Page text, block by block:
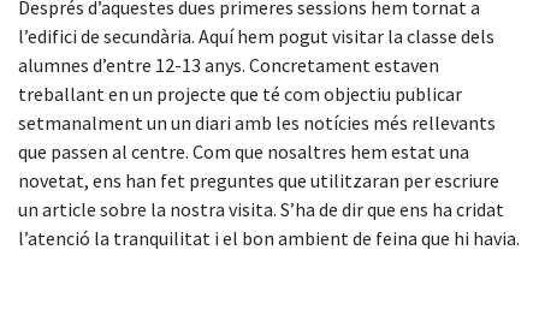
Després d’aquestes dues primeres sessions hem tornat a
l’edifici de secundària. Aquí hem pogut visitar la classe dels
alumnes d’entre 12-13 anys. Concretament estaven
treballant en un projecte que té com objectiu publicar
setmanalment un un diari amb les notícies més rellevants
que passen al centre. Com que nosaltres hem estat una
novetat, ens han fet preguntes que utilitzaran per escriure
un article sobre la nostra visita. S’ha de dir que ens ha cridat
l’atenció la tranquilitat i el bon ambient de feina que hi havia.